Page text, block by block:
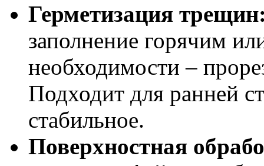
Герметизация
заполнение горячим
необходимости –
Подходит для ранней
стабильное.
Поверхностная